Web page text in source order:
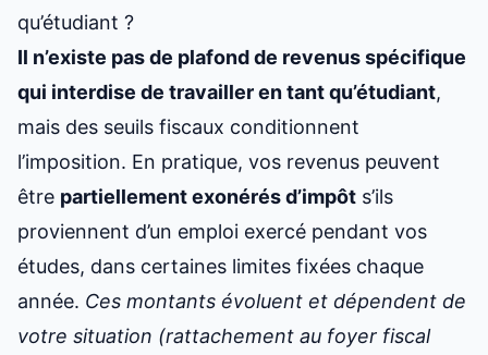
qu’étudiant ?
Il n’existe pas de plafond de revenus spécifique
qui interdise de travailler en tant qu’étudiant,
mais des seuils fiscaux conditionnent
l’imposition. En pratique, vos revenus peuvent
être partiellement exonérés d’impôt s’ils
proviennent d’un emploi exercé pendant vos
études, dans certaines limites fixées chaque
année. Ces montants évoluent et dépendent de
votre situation (rattachement au foyer fiscal